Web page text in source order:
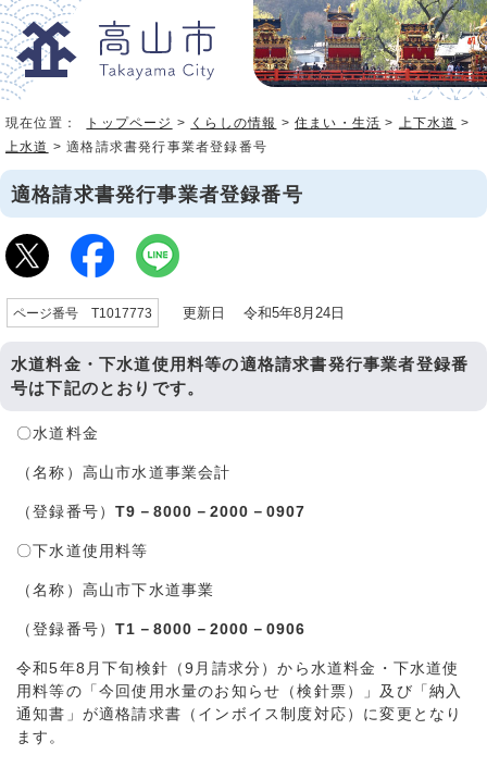
現在位置： トップページ > くらしの情報 >住まい・生活 > 上下水道 >
上水道 > 適格請求書発行事業者登録番号
適格請求書発行事業者登録番号
ページ番号 T1017773 更新日 令和5年8月24日
水道料金・下水道使用料等の適格請求書発行事業者登録番
号は下記のとおりです。
〇水道料金
（名称）高山市水道事業会計
（登録番号）T9－8000－2000－0907
〇下水道使用料等
（名称）高山市下水道事業
（登録番号）T1－8000－2000－0906
令和5年8月下旬検針（9月請求分）から水道料金・下水道使
用料等の「今回使用水量のお知らせ（検針票）」及び「納入
通知書」が適格請求書（インボイス制度対応）に変更となり
ます。